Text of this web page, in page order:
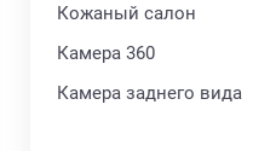
Кожаный салон
Камера 360
Камера заднего вида